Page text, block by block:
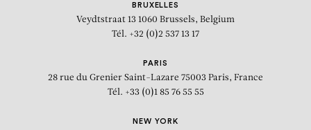
BRUXELLES
Veydtstraat 13 1060 Brussels, Belgium
Tél. +32 (0)2 537 13 17
PARIS
28 rue du Grenier Saint-Lazare 75003 Paris, France
Tél. +33 (0)1 85 76 55 55
NEW YORK